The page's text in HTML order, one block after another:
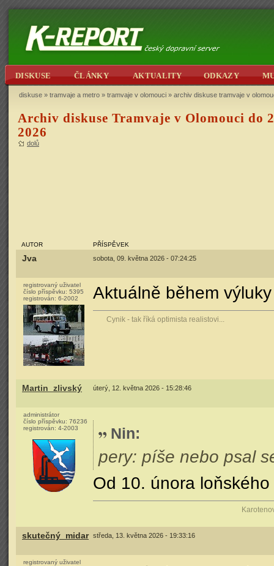
DISKUSE ČLÁNKY AKTUALITY ODKAZY
diskuse » tramvaje a metro » tramvaje v olomouci » archiv diskuse tramvaje v
Archiv diskuse Tramvaje v Olomouci do
2026
dolů
AUTOR PŘÍSPĚVEK
Jva sobota, 09. května 2026 - 07:24:25
registrovaný uživatel
číslo příspěvku: 5395
registrován: 6-2002 Aktuálně během
Cynik - tak říká optimista realistovi...
Martin_zlivský úterý, 12. května 2026 - 15:28:46
administrátor
číslo příspěvku: 76236
registrován: 4-2003 Nin:
pery: píše nebo psal
Od 10. února
skutečný_midar středa, 13. května 2026 - 19:33:16
registrovaný uživatel